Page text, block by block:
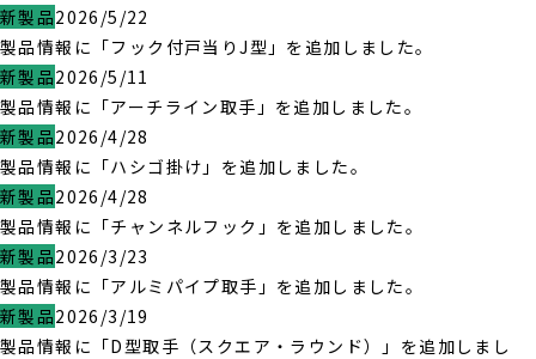
新製品2026/5/22
製品情報に「フック付戸当りJ型」を追加しました。
新製品2026/5/11
製品情報に「アーチライン取手」を追加しました。
新製品2026/4/28
製品情報に「ハシゴ掛け」を追加しました。
新製品2026/4/28
製品情報に「チャンネルフック」を追加しました。
新製品2026/3/23
製品情報に「アルミパイプ取手」を追加しました。
新製品2026/3/19
製品情報に「D型取手（スクエア・ラウンド）」を追加しまし